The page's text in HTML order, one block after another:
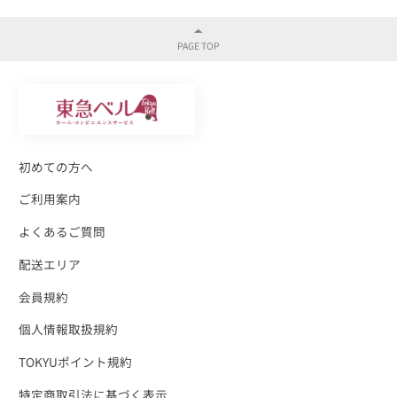
初めての方へ
ご利用案内
よくあるご質問
配送エリア
会員規約
個人情報取扱規約
TOKYUポイント規約
特定商取引法に基づく表示